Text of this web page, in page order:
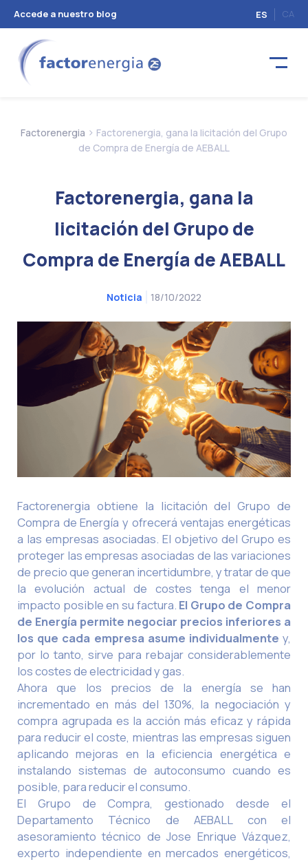
Accede a nuestro blog ES CA
Factorenergia > Factorenergia, gana la licitación del Grupo
de Compra de Energía de AEBALL
Factorenergia, gana la
licitación del Grupo de
Compra de Energía de AEBALL
Noticia 18/10/2022
Factorenergia obtiene la licitación del Grupo de
Compra de Energía y ofrecerá ventajas energéticas
a las empresas asociadas. El objetivo del Grupo es
proteger las empresas asociadas de las variaciones
de precio que generan incertidumbre, y tratar de que
la evolución actual de costes tenga el menor
impacto posible en su factura. El Grupo de Compra
de Energía permite negociar precios inferiores a
los que cada empresa asume individualmente y,
por lo tanto, sirve para rebajar considerablemente
los costes de electricidad y gas.
Ahora que los precios de la energía se han
incrementado en más del 130%, la negociación y
compra agrupada es la acción más eficaz y rápida
para reducir el coste, mientras las empresas siguen
aplicando mejoras en la eficiencia energética e
instalando sistemas de autoconsumo cuando es
posible, para reducir el consumo.
El Grupo de Compra, gestionado desde el
Departamento Técnico de AEBALL con el
asesoramiento técnico de Jose Enrique Vázquez,
experto independiente en mercados energéticos,